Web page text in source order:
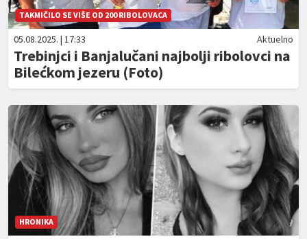
TAKMIČILO SE VIŠE OD 200 RIBOLOVACA
05.08.2025. | 17:33 Aktuelno
Trebinjci i Banjalučani najbolji ribolovci na
Bilećkom jezeru (Foto)
HRONIKA